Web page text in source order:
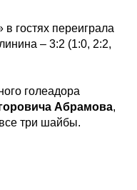
в гостях переиграла
– 3:2 (1:0, 2:2,
голеадора
Абрамова,
три шайбы.